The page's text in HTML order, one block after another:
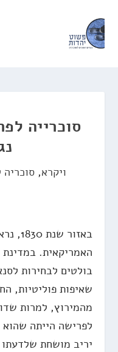
סוכרייה
ויקרא,
האמריקאית. במדינת
בולטים לבחירות
שאיפות פוליטיות,
מהמירוץ, למרות
לפרישה הייתה
יריב מושחת